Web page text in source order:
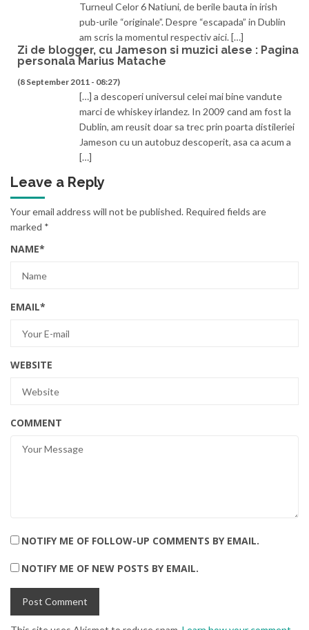
Turneul Celor 6 Natiuni, de berile bauta in irish
pub-urile “originale”. Despre “escapada” in Dublin
am scris la momentul respectiv aici. […]
Zi de blogger, cu Jameson si muzici alese : Pagina
personala Marius Matache
(8 September 2011 - 08:27)
[…] a descoperi universul celei mai bine vandute
marci de whiskey irlandez. In 2009 cand am fost la
Dublin, am reusit doar sa trec prin poarta distileriei
Jameson cu un autobuz descoperit, asa ca acum a
[…]
Leave a Reply
Your email address will not be published. Required fields are
marked *
NAME*
EMAIL*
WEBSITE
COMMENT
NOTIFY ME OF FOLLOW-UP COMMENTS BY EMAIL.
NOTIFY ME OF NEW POSTS BY EMAIL.